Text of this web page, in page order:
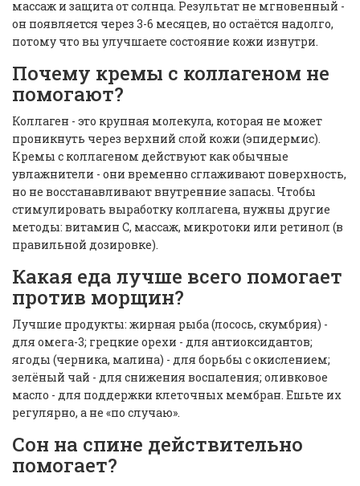
массаж и защита от солнца. Результат не мгновенный -
он появляется через 3-6 месяцев, но остаётся надолго,
потому что вы улучшаете состояние кожи изнутри.
Почему кремы с коллагеном не
помогают?
Коллаген - это крупная молекула, которая не может
проникнуть через верхний слой кожи (эпидермис).
Кремы с коллагеном действуют как обычные
увлажнители - они временно сглаживают поверхность,
но не восстанавливают внутренние запасы. Чтобы
стимулировать выработку коллагена, нужны другие
методы: витамин С, массаж, микротоки или ретинол (в
правильной дозировке).
Какая еда лучше всего помогает
против морщин?
Лучшие продукты: жирная рыба (лосось, скумбрия) -
для омега-3; грецкие орехи - для антиоксидантов;
ягоды (черника, малина) - для борьбы с окислением;
зелёный чай - для снижения воспаления; оливковое
масло - для поддержки клеточных мембран. Ешьте их
регулярно, а не «по случаю».
Сон на спине действительно
помогает?